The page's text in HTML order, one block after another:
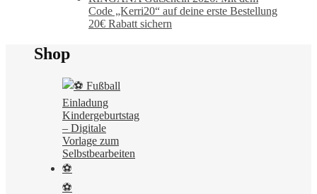
Code „Kerri20“ auf deine erste Bestellung
20€ Rabatt sichern
Shop
⚽